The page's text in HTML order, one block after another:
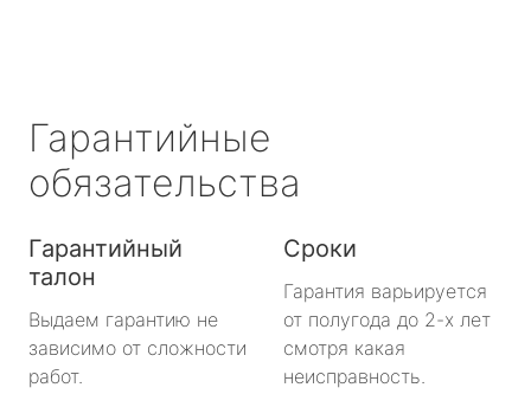
Гарантийные
обязательства
Гарантийный
талон
Выдаем гарантию не
зависимо от сложности
работ.
Сроки
Гарантия варьируется
от полугода до 2-х лет
смотря какая
неисправность.